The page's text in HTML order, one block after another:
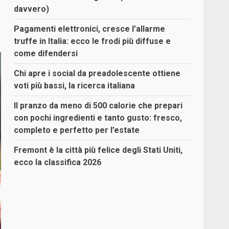
davvero)
Pagamenti elettronici, cresce l’allarme
truffe in Italia: ecco le frodi più diffuse e
come difendersi
Chi apre i social da preadolescente ottiene
voti più bassi, la ricerca italiana
Il pranzo da meno di 500 calorie che prepari
con pochi ingredienti e tanto gusto: fresco,
completo e perfetto per l’estate
Fremont è la città più felice degli Stati Uniti,
ecco la classifica 2026